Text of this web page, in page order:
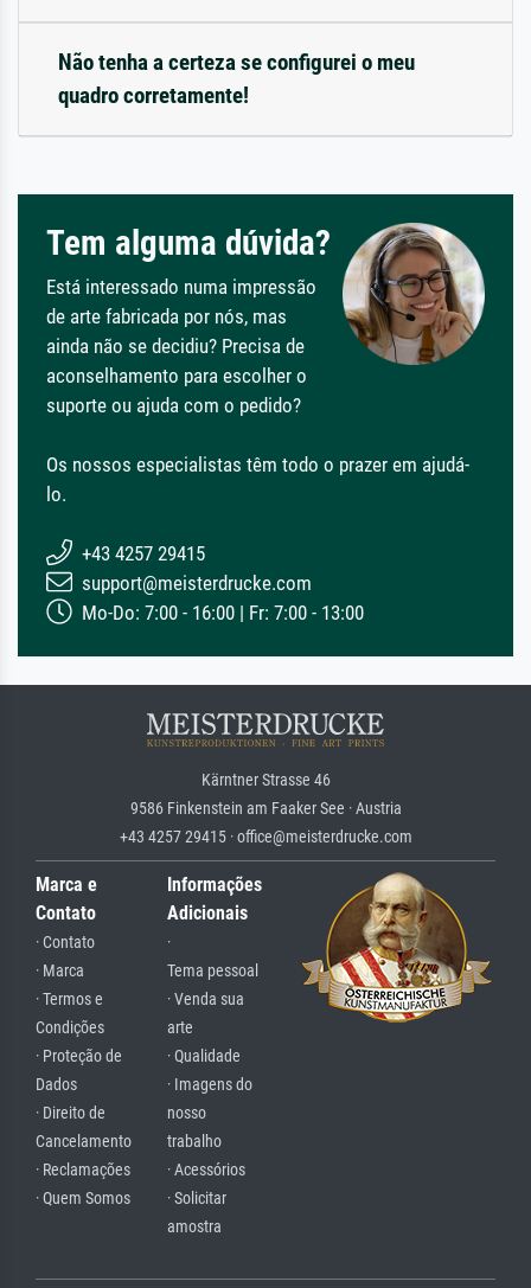
Não tenha a certeza se configurei o meu
quadro corretamente!
Tem alguma dúvida?
Está interessado numa impressão
de arte fabricada por nós, mas
ainda não se decidiu? Precisa de
aconselhamento para escolher o
suporte ou ajuda com o pedido?
Os nossos especialistas têm todo o prazer em ajudá-
lo.
+43 4257 29415
support@meisterdrucke.com
Mo-Do: 7:00 - 16:00 | Fr: 7:00 - 13:00
Kärntner Strasse 46
9586 Finkenstein am Faaker See · Austria
+43 4257 29415 · office@meisterdrucke.com
Marca e
Contato
· Contato
· Marca
· Termos e
Condições
· Proteção de
Dados
· Direito de
Cancelamento
· Reclamações
· Quem Somos
Informações
Adicionais
·
Tema pessoal
· Venda sua
arte
· Qualidade
· Imagens do
nosso
trabalho
· Acessórios
· Solicitar
amostra